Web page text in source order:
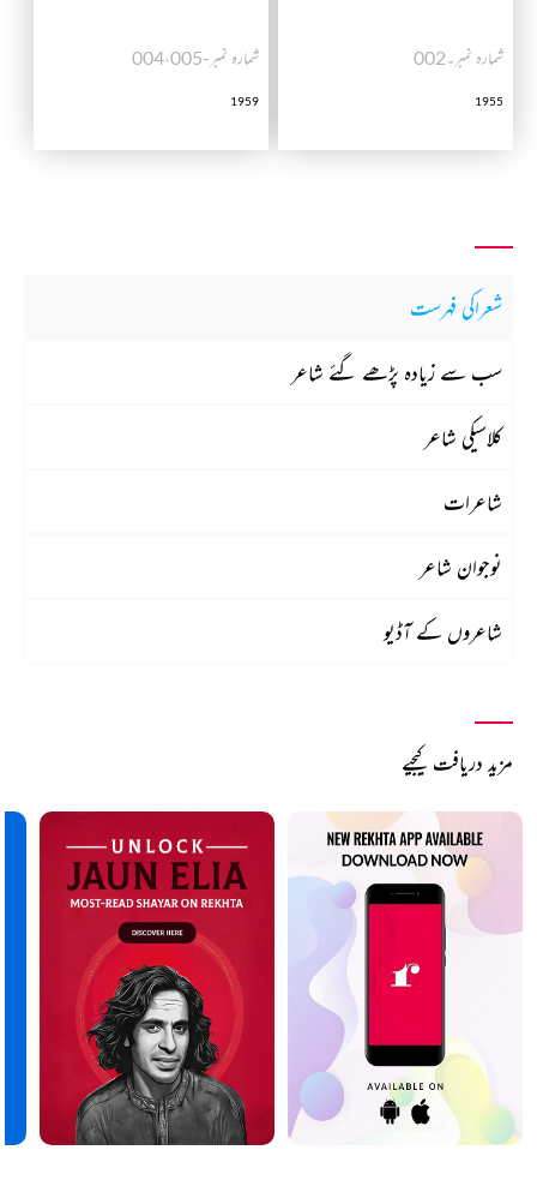
شمارہ نمبر۔002
1955
شمارہ نمبر-004،005
1959
شعراکی فہرست
سب سے زیادہ پڑھے گئے شاعر
کلاسیکی شاعر
شاعرات
نوجوان شاعر
شاعروں کے آڈیو
مزید دریافت کیجیے